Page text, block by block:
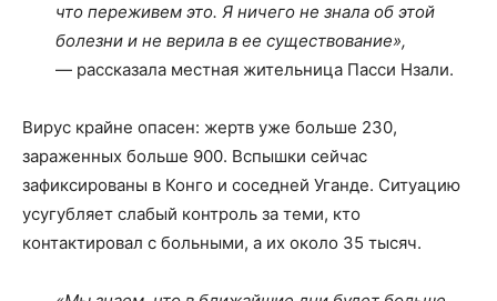
что переживем это. Я ничего не знала об этой
болезни и не верила в ее существование»,
— рассказала местная жительница Пасси Нзали.
Вирус крайне опасен: жертв уже больше 230,
зараженных больше 900. Вспышки сейчас
зафиксированы в Конго и соседней Уганде. Ситуацию
усугубляет слабый контроль за теми, кто
контактировал с больными, а их около 35 тысяч.